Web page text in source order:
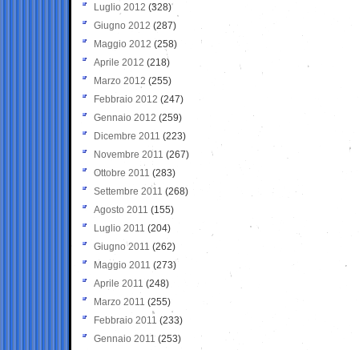
Luglio 2012 (328)
Giugno 2012 (287)
Maggio 2012 (258)
Aprile 2012 (218)
Marzo 2012 (255)
Febbraio 2012 (247)
Gennaio 2012 (259)
Dicembre 2011 (223)
Novembre 2011 (267)
Ottobre 2011 (283)
Settembre 2011 (268)
Agosto 2011 (155)
Luglio 2011 (204)
Giugno 2011 (262)
Maggio 2011 (273)
Aprile 2011 (248)
Marzo 2011 (255)
Febbraio 2011 (233)
Gennaio 2011 (253)